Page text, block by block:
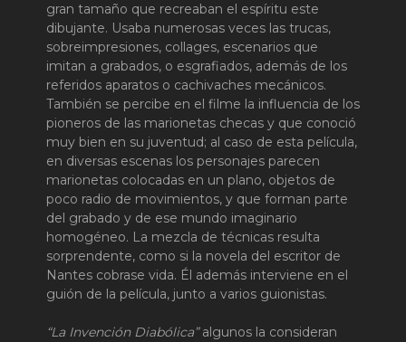
gran tamaño que recreaban el espíritu este
dibujante. Usaba numerosas veces las trucas,
sobreimpresiones, collages, escenarios que
imitan a grabados, o esgrafiados, además de los
referidos aparatos o cachivaches mecánicos.
También se percibe en el filme la influencia de los
pioneros de las marionetas checas y que conoció
muy bien en su juventud; al caso de esta película,
en diversas escenas los personajes parecen
marionetas colocadas en un plano, objetos de
poco radio de movimientos, y que forman parte
del grabado y de ese mundo imaginario
homogéneo. La mezcla de técnicas resulta
sorprendente, como si la novela del escritor de
Nantes cobrase vida. Él además interviene en el
guión de la película, junto a varios guionistas.
“La Invención Diabólica”algunos la consideran